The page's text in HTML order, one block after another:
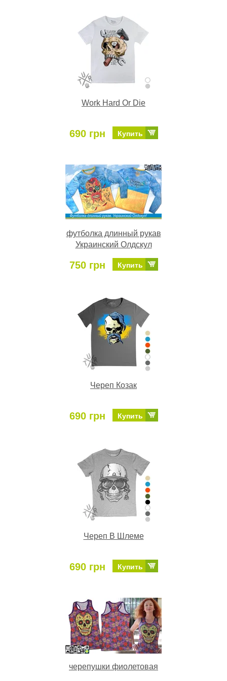
Work Hard Or Die
690 грн Купить
футболка длинный рукав
Украинский Олдскул
750 грн Купить
Череп Козак
690 грн Купить
Череп В Шлеме
690 грн Купить
черепушки фиолетовая